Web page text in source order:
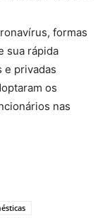
formas
sua rápida
e privadas
os
nas